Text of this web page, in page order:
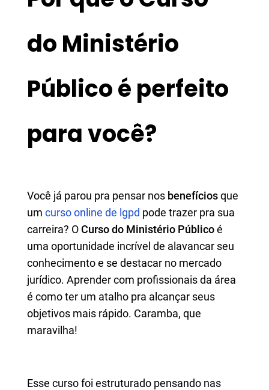
do Ministério
Público é perfeito
para você?
Você já parou pra pensar nos benefíciosque
um curso online de lgpd pode trazer pra sua
carreira? OCurso do Ministério Públicoé
uma oportunidade incrível de alavancar seu
conhecimento e se destacar no mercado
jurídico. Aprender com profissionais da área
é como ter um atalho pra alcançar seus
objetivos mais rápido. Caramba, que
maravilha!
Esse curso foi estruturado pensando nas